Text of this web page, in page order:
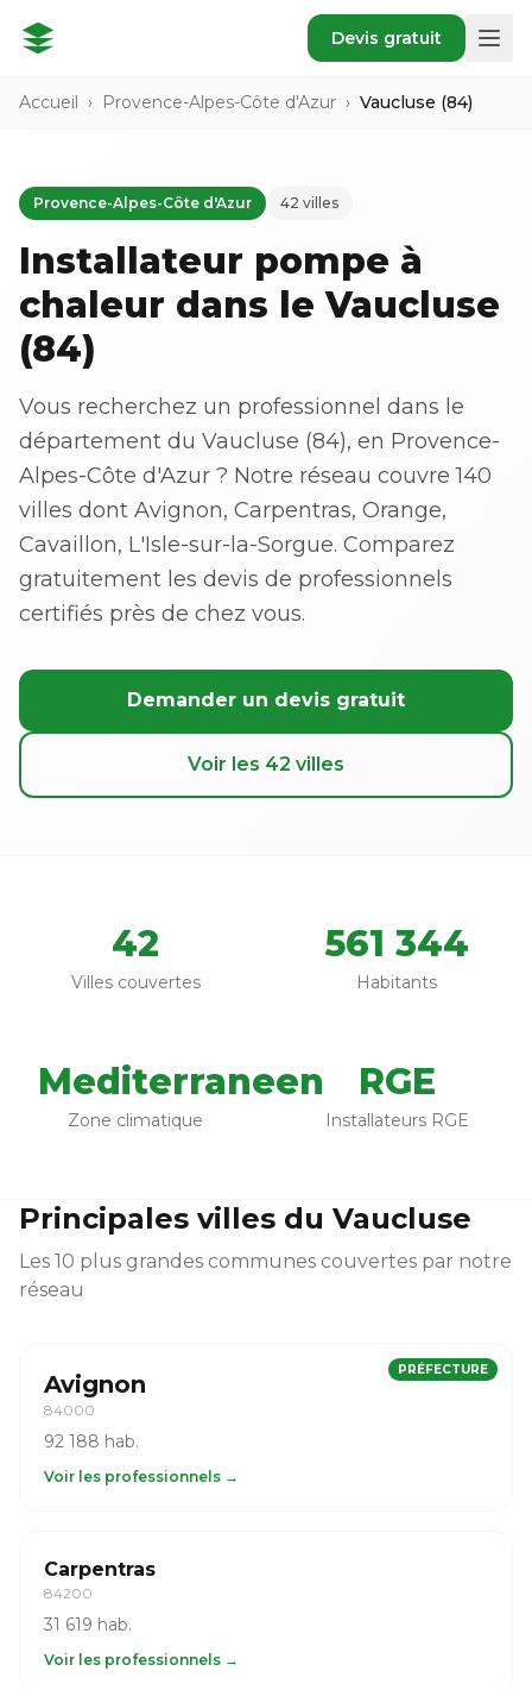
Devis gratuit
Accueil › Provence-Alpes-Côte d'Azur › Vaucluse (84)
Provence-Alpes-Côte d'Azur 42 villes
Installateur pompe à
chaleur dans le Vaucluse
(84)
Vous recherchez un professionnel dans le
département du Vaucluse (84), en Provence-
Alpes-Côte d'Azur ? Notre réseau couvre 140
villes dont Avignon, Carpentras, Orange,
Cavaillon, L'Isle-sur-la-Sorgue. Comparez
gratuitement les devis de professionnels
certifiés près de chez vous.
Demander un devis gratuit
Voir les 42 villes
42
Villes couvertes
561 344
Habitants
Mediterraneen
Zone climatique
RGE
Installateurs RGE
Principales villes du Vaucluse
Les 10 plus grandes communes couvertes par notre
réseau
PRÉFECTURE
Avignon
84000
92 188 hab.
Voir les professionnels →
Carpentras
84200
31 619 hab.
Voir les professionnels →